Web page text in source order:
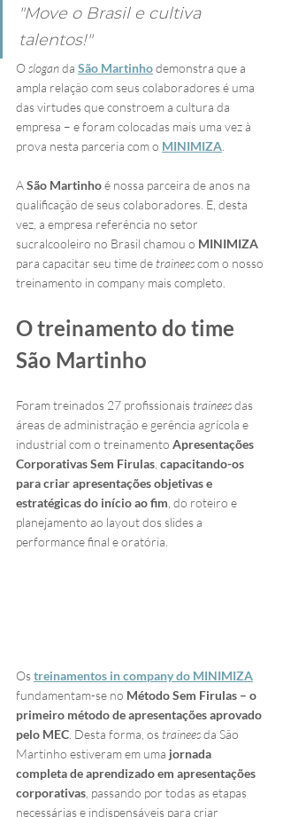
"Move o Brasil e cultiva
talentos!"
O slogan da São Martinho demonstra que a
ampla relação com seus colaboradores é uma
das virtudes que constroem a cultura da
empresa – e foram colocadas mais uma vez à
prova nesta parceria com o MINIMIZA
A São Martinho é nossa parceira de anos na
qualificação de seus colaboradores. E, desta
vez, a empresa referência no setor
sucralcooleiro no Brasil chamou o MINIMIZA
para capacitar seu time de trainees com o nosso
treinamento in company mais completo.
O treinamento do time
São Martinho
Foram treinados 27 profissionais trainees das
áreas de administração e gerência agrícola e
industrial com o treinamento Apresentações
Corporativas Sem Firulas capacitando-os
para criar apresentações objetivas e
estratégicas do início ao fim , do roteiro e
planejamento ao layout dos slides a
performance final e oratória.
Os treinamentos in company do MINIMIZA
fundamentam-se no Método Sem Firulas – o
primeiro método de apresentações aprovado
pelo MEC . Desta forma, os trainees da São
Martinho estiveram em uma jornada
completa de aprendizado em apresentações
corporativas , passando por todas as etapas
necessárias e indispensáveis para criar